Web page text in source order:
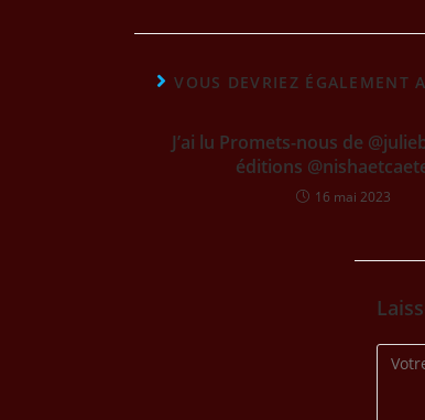
VOUS DEVRIEZ ÉGALEMENT
J’ai lu Promets-nous de
éditions
16 mai 2023